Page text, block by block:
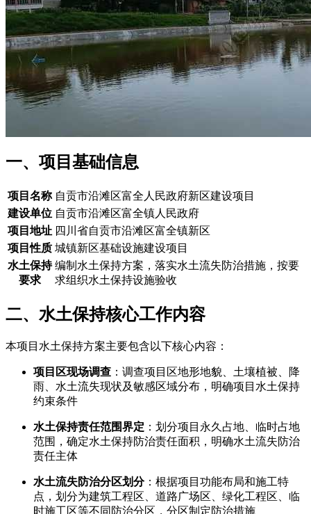
一、项目基础信息
项目名称 自贡市沿滩区富全人民政府新区建设项目
建设单位 自贡市沿滩区富全镇人民政府
项目地址 四川省自贡市沿滩区富全镇新区
项目性质 城镇新区基础设施建设项目
水土保持
要求
编制水土保持方案，落实水土流失防治措施，按要
求组织水土保持设施验收
二、水土保持核心工作内容
本项目水土保持方案主要包含以下核心内容：
项目区现场调查 ：调查项目区地形地貌、土壤植被、降
雨、水土流失现状及敏感区域分布，明确项目水土保持
约束条件
水土保持责任范围界定 ：划分项目永久占地、临时占地
范围，确定水土保持防治责任面积，明确水土流失防治
责任主体
水土流失防治分区划分：根据项目功能布局和施工特
点，划分为建筑工程区、道路广场区、绿化工程区、临
时施工区等不同防治分区，分区制定防治措施